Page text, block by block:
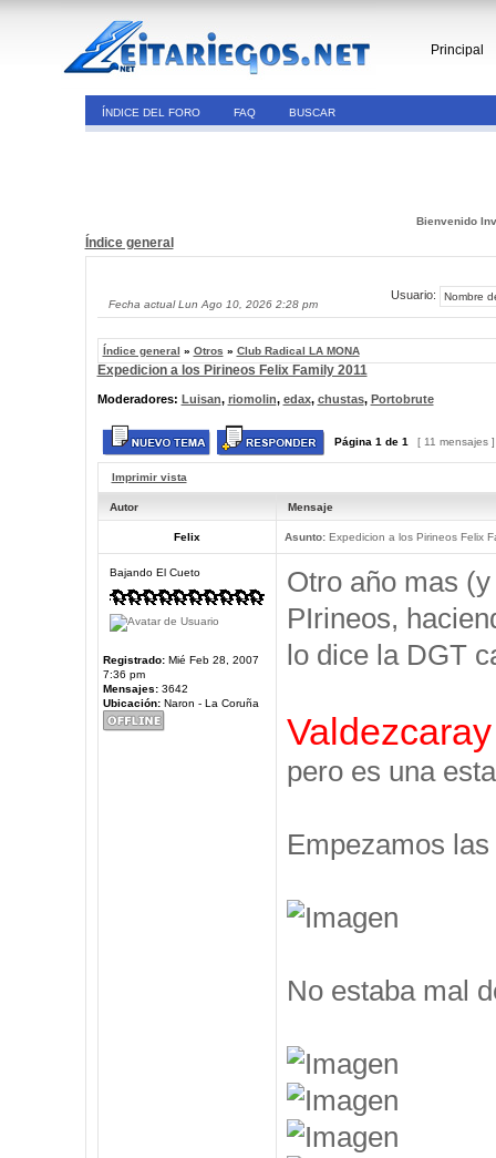
Principal
ÍNDICE DEL FORO FAQ BUSCAR
Bienvenido
Índice general
Fecha actual Lun Ago 10, 2026 2:28 pm
Usuario:
Índice general » Otros » Club Radical LA MONA
Expedicion a los Pirineos Felix Family 2011
Moderadores: Luisan, riomolin, edax, chustas, Portobrute
Página 1 de 1 [ 11 mensajes
Imprimir vista
Autor Mensaje
Felix Asunto:Expedicion a los Pirineos Felix
Bajando El Cueto
Registrado:Mié Feb 28, 2007
7:36 pm
Mensajes:3642
Ubicación:Naron - La Coruña
Otro año mas
PIrineos,
lo dice la DGT
Valdezcaray
pero es una
Empezamos
No estaba mal